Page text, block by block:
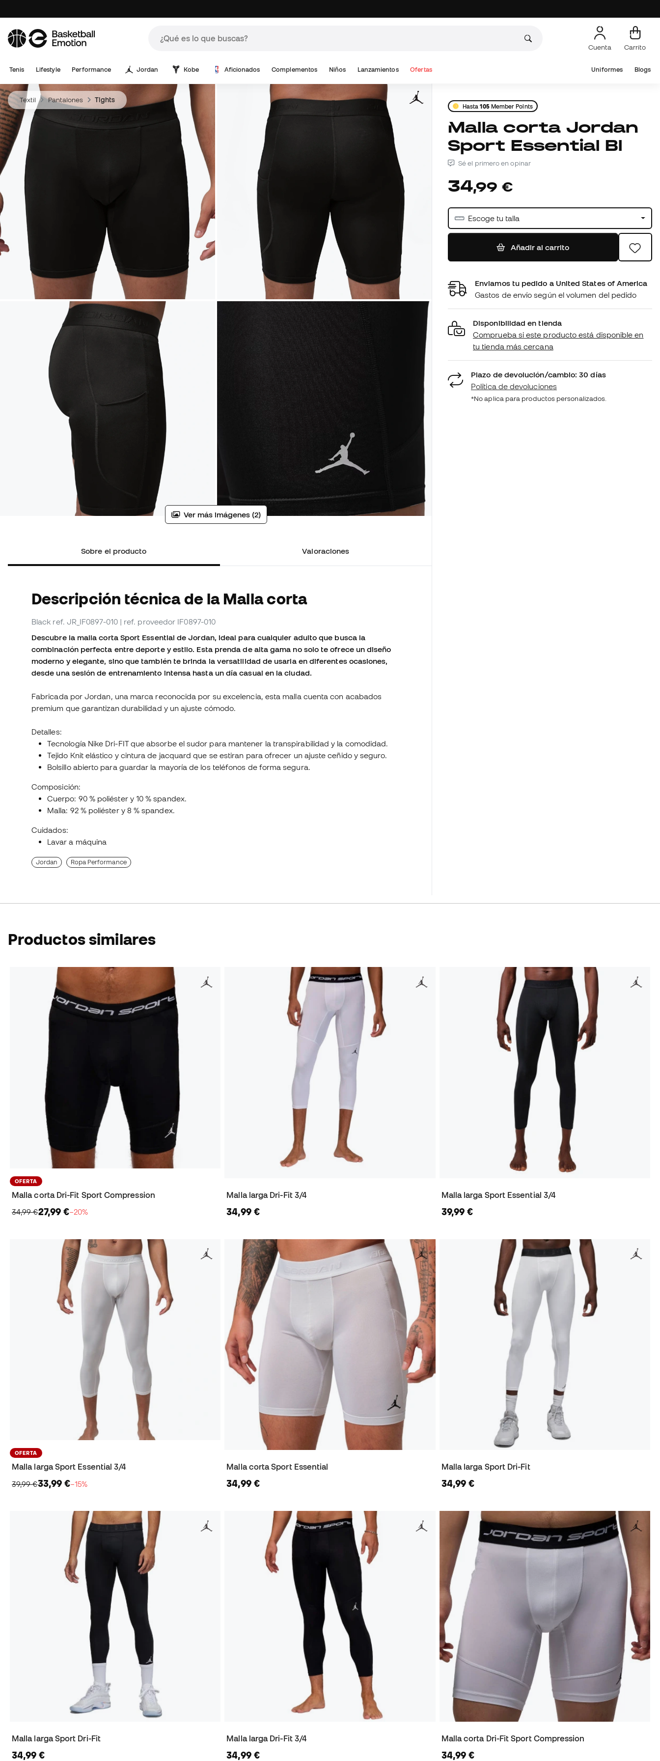
Cuenta Carrito
Tenis Lifestyle Performance Jordan Kobe Aficionados Complementos Niños Lanzamientos Ofertas Uniformes Blogs
Textil Pantalones Tights
Ver más imágenes (2)
Sobre el producto Valoraciones
Descripción técnica de la Malla corta
Black ref. JR_IF0897-010 | ref. proveedor IF0897-010
Descubre la malla corta Sport Essential de Jordan, ideal para cualquier adulto que busca la
combinación perfecta entre deporte y estilo. Esta prenda de alta gama no solo te ofrece un diseño
moderno y elegante, sino que también te brinda la versatilidad de usarla en diferentes ocasiones,
desde una sesión de entrenamiento intensa hasta un día casual en la ciudad.
Fabricada por Jordan, una marca reconocida por su excelencia, esta malla cuenta con acabados
premium que garantizan durabilidad y un ajuste cómodo.
Detalles:
Tecnología Nike Dri-FIT que absorbe el sudor para mantener la transpirabilidad y la comodidad.
Tejido Knit elástico y cintura de jacquard que se estiran para ofrecer un ajuste ceñido y seguro.
Bolsillo abierto para guardar la mayoría de los teléfonos de forma segura.
Composición:
Cuerpo: 90 % poliéster y 10 % spandex.
Malla: 92 % poliéster y 8 % spandex.
Cuidados:
Lavar a máquina
Jordan Ropa Performance
Hasta105Member Points
Malla corta Jordan
Sport Essential Bl
Sé el primero en opinar
34,99 €
Escoge tu talla
Añadir al carrito
Enviamos tu pedido a United States of America
Gastos de envío según el volumen del pedido
Disponibilidad en tienda
Comprueba si este producto está disponible en
tu tienda más cercana
Plazo de devolución/cambio: 30 días
Política de devoluciones
*No aplica para productos personalizados.
Productos similares
OFERTA
Malla corta Dri-Fit Sport Compression
34,99 €27,99 €−20%
Malla larga Dri-Fit 3/4
34,99 €
Malla larga Sport Essential 3/4
39,99 €
OFERTA
Malla larga Sport Essential 3/4
39,99 €33,99 €−15%
Malla corta Sport Essential
34,99 €
Malla larga Sport Dri-Fit
34,99 €
Malla larga Sport Dri-Fit
34,99 €
Malla larga Dri-Fit 3/4
34,99 €
Malla corta Dri-Fit Sport Compression
34,99 €